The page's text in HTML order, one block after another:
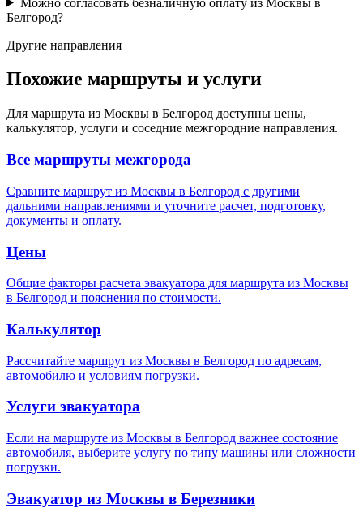
Белгород?
Другие направления
Похожие маршруты и услуги
Для маршрута из Москвы в Белгород доступны цены,
калькулятор, услуги и соседние межгородние направления.
Все маршруты межгорода
Сравните маршрут из Москвы в Белгород с другими
дальними направлениями и уточните расчет, подготовку,
документы и оплату.
Цены
Общие факторы расчета эвакуатора для маршрута из Москвы
в Белгород и пояснения по стоимости.
Калькулятор
Рассчитайте маршрут из Москвы в Белгород по адресам,
автомобилю и условиям погрузки.
Услуги эвакуатора
Если на маршруте из Москвы в Белгород важнее состояние
автомобиля, выберите услугу по типу машины или сложности
погрузки.
Эвакуатор из Москвы в Березники